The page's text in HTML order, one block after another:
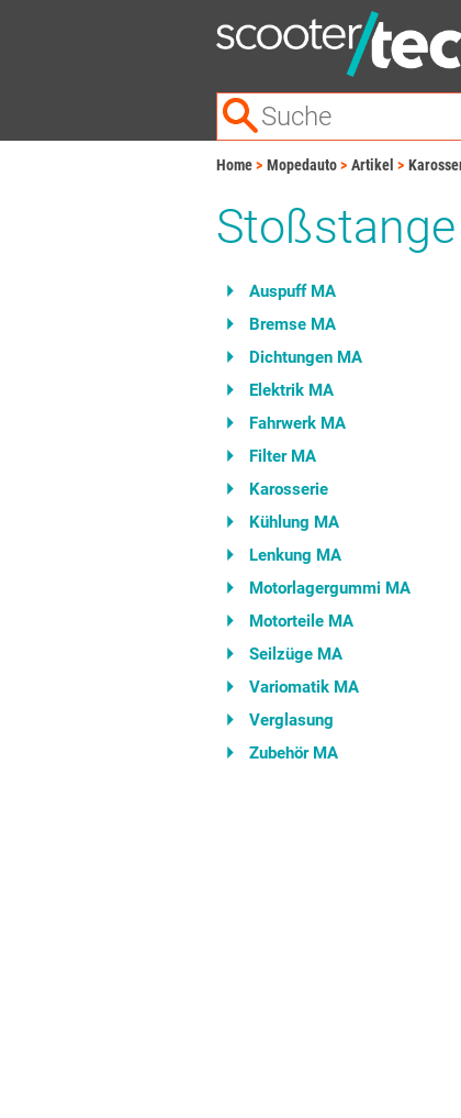
Home Mopedauto Artikel
Auspuff MA
Bremse MA
Dichtungen MA
Elektrik MA
Fahrwerk MA
Filter MA
Karosserie
Kühlung MA
Lenkung MA
Motorlagergummi MA
Motorteile MA
Seilzüge MA
Variomatik MA
Verglasung
Zubehör MA